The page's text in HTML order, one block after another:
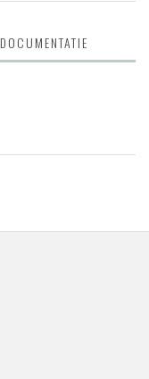
DOCUMENTATIE